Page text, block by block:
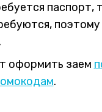
оформить заем
.